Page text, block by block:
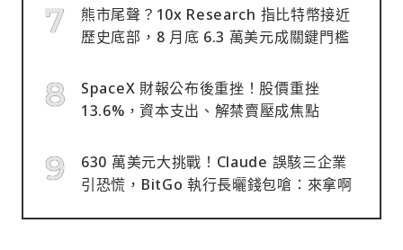
熊市尾聲？10x Research 指比特幣接近
歷史底部，8 月底 6.3 萬美元成關鍵門檻
SpaceX 財報公布後重挫！股價重挫
13.6%，資本支出、解禁賣壓成焦點
630 萬美元大挑戰！Claude 誤駭三企業
引恐慌，BitGo 執行長曬錢包嗆：來拿啊